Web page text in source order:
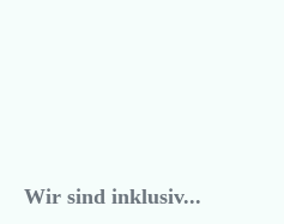
Wir sind inklusiv...